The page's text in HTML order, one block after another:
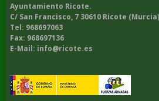
Ayuntamiento Ricote.
C/ San Francisco, 7 30610 Ricote
Tel: 968697063
Fax: 968697136
E-Mail: info@ricote.es